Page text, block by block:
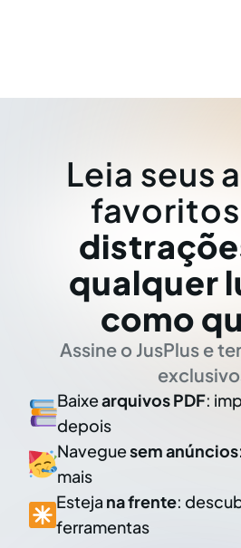
Leia seus
favoritos
qualquer
como
Assine o JusPlus e
Baixearquivos PDF:
depois
Naveguesem anúncios
mais
Esteja na frente:
ferramentas